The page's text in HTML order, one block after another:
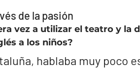
de la pasión
vez a utilizar el teatro y la
a los niños?
hablaba muy poco